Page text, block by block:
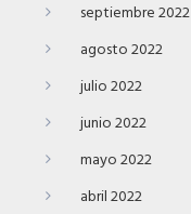
septiembre 2022
agosto 2022
julio 2022
junio 2022
mayo 2022
abril 2022